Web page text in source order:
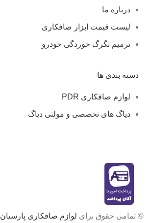
درباره ما
لیست قیمت ابزار صافکاری
ترمیم تگرگ خوردگی خودرو
دسته بندی ها
لوازم صافکاری PDR
دیاگ های تخصصی و مولتی دیاگ
© تمامی حقوق برای لوازم صافکاری پارسیان